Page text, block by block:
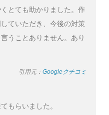
とても助かりました。作
ていただき、今後の対策
うことありません。あり
引用元： Googleクチコミ
もらいました。